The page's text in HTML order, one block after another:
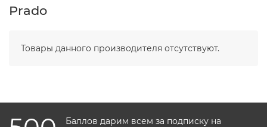
Prado
Товары данного производителя отсутствуют.
Баллов дарим всем за подписку на